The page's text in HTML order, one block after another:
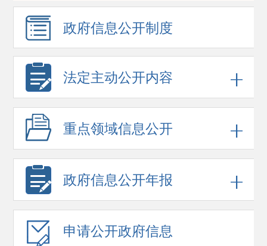
政府信息公开制度
法定主动公开内容
重点领域信息公开
政府信息公开年报
申请公开政府信息